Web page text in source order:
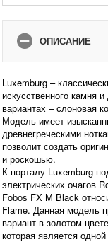
ОПИСАНИЕ
Luxemburg –
искусственного камня
вариантах – слоновая
Модель имеет
древнегреческими
позволит создать
и роскошью.
К порталу Luxemburg
электрических очагов
Fobos FX M Black
Flame. Данная модель
вариант в золотом
которая является